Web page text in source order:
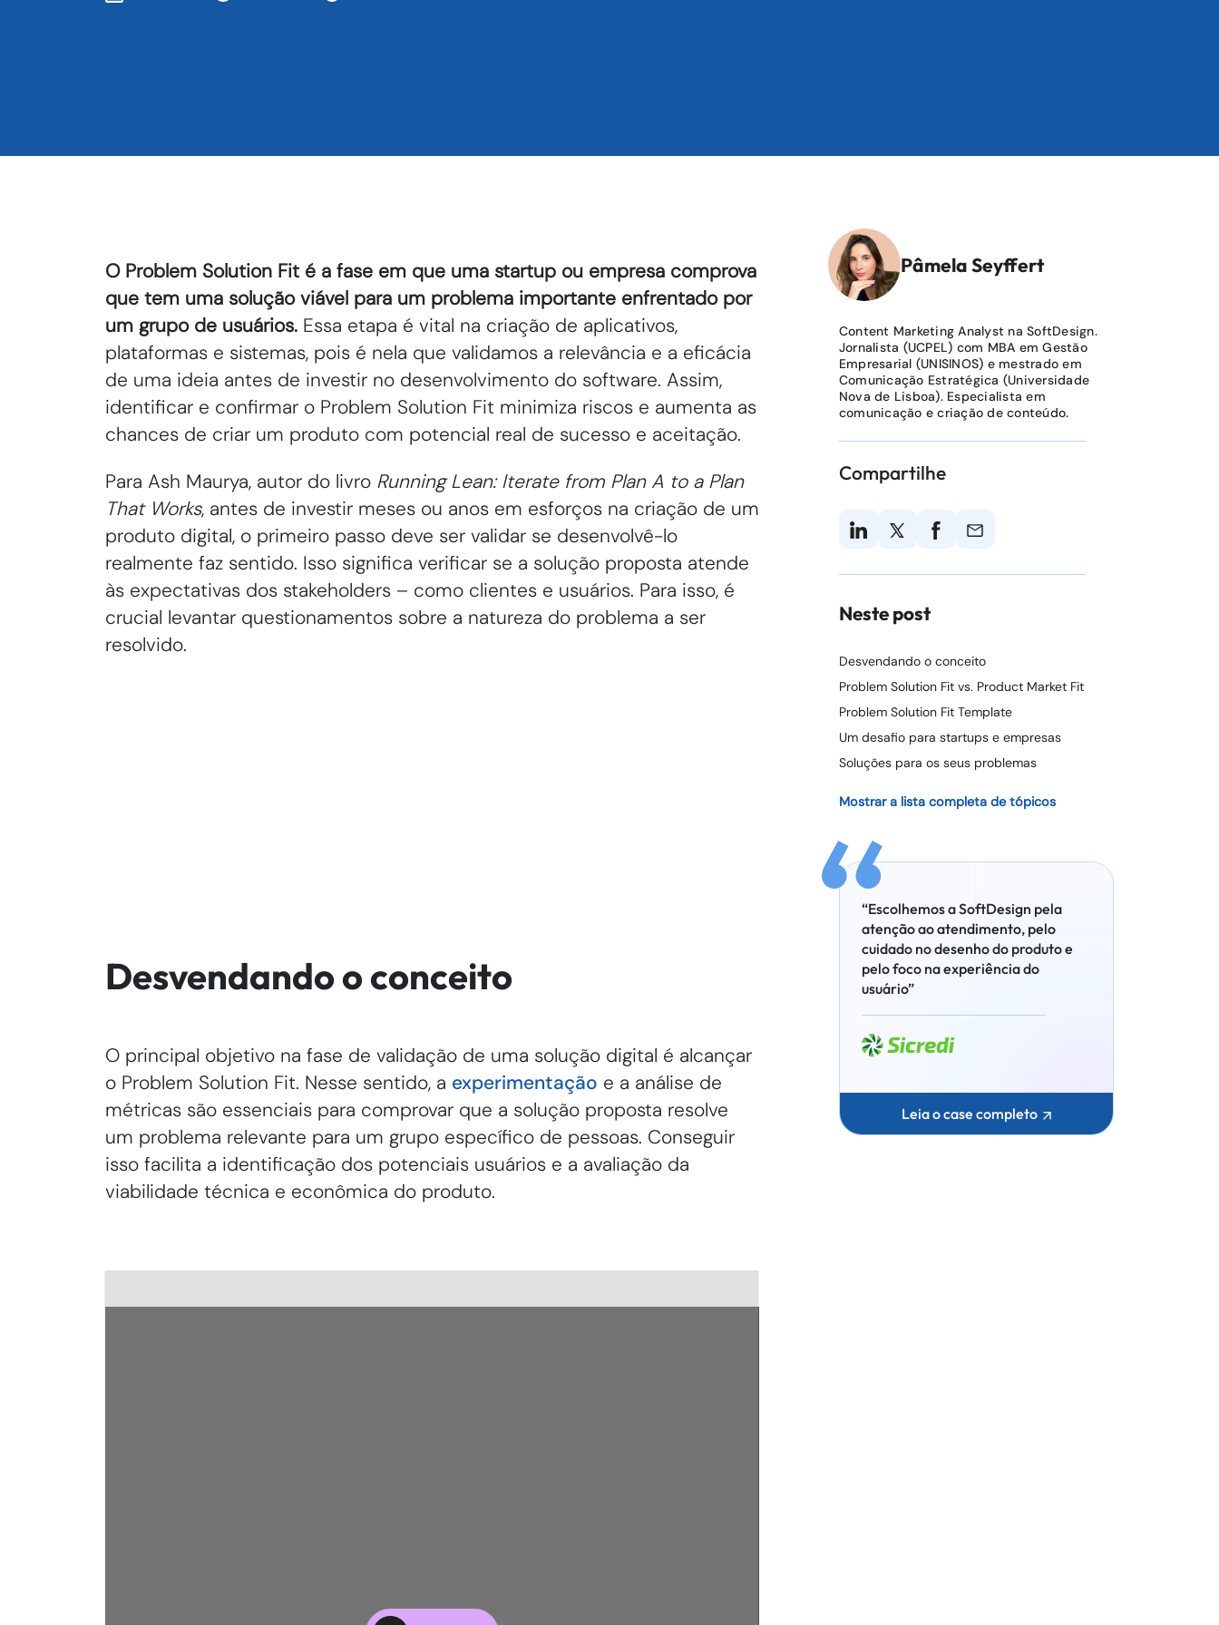
O Problem Solution Fit é a fase em que uma startup ou empresa comprova
que tem uma solução viável para um problema importante enfrentado por
um grupo de usuários. Essa etapa é vital na criação de aplicativos,
plataformas e sistemas, pois é nela que validamos a relevância e a eficácia
de uma ideia antes de investir no desenvolvimento do software. Assim,
identificar e confirmar o Problem Solution Fit minimiza riscos e aumenta as
chances de criar um produto com potencial real de sucesso e aceitação.
Para Ash Maurya, autor do livro Running Lean: Iterate from Plan A to a Plan
That Works, antes de investir meses ou anos em esforços na criação de um
produto digital, o primeiro passo deve ser validar se desenvolvê-lo
realmente faz sentido. Isso significa verificar se a solução proposta atende
às expectativas dos stakeholders – como clientes e usuários. Para isso, é
crucial levantar questionamentos sobre a natureza do problema a ser
resolvido.
Desvendando o conceito
O principal objetivo na fase de validação de uma solução digital é alcançar
o Problem Solution Fit. Nesse sentido, a experimentação e a análise de
métricas são essenciais para comprovar que a solução proposta resolve
um problema relevante para um grupo específico de pessoas. Conseguir
isso facilita a identificação dos potenciais usuários e a avaliação da
viabilidade técnica e econômica do produto.
Pâmela Seyffert
Content Marketing Analyst na SoftDesign.
Jornalista (UCPEL) com MBA em Gestão
Empresarial (UNISINOS) e mestrado em
Comunicação Estratégica (Universidade
Nova de Lisboa). Especialista em
comunicação e criação de conteúdo.
Compartilhe
Neste post
Desvendando o conceito
Problem Solution Fit vs. Product Market Fit
Problem Solution Fit Template
Um desafio para startups e empresas
Soluções para os seus problemas
Mostrar a lista completa de tópicos
“Escolhemos a SoftDesign pela
atenção ao atendimento, pelo
cuidado no desenho do produto e
pelo foco na experiência do
usuário”
Leia o case completo